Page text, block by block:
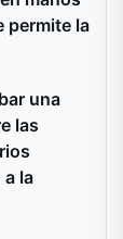
permite la
una
las
la